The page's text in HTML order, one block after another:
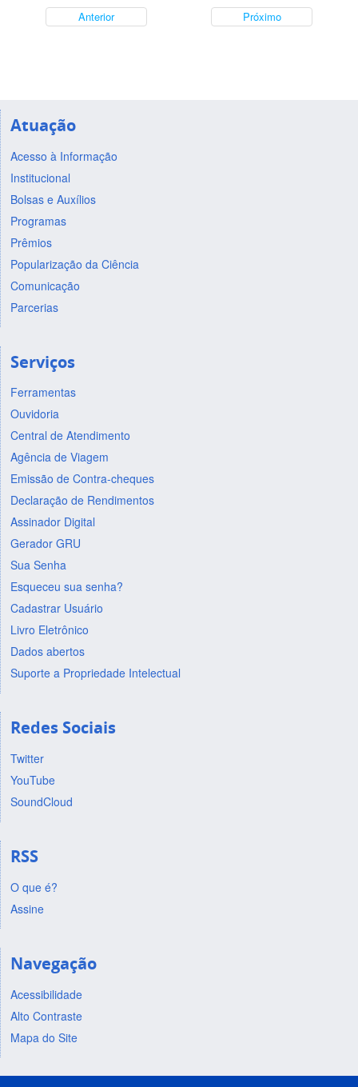
Anterior Próximo
Atuação
Acesso à Informação
Institucional
Bolsas e Auxílios
Programas
Prêmios
Popularização da Ciência
Comunicação
Parcerias
Serviços
Ferramentas
Ouvidoria
Central de Atendimento
Agência de Viagem
Emissão de Contra-cheques
Declaração de Rendimentos
Assinador Digital
Gerador GRU
Sua Senha
Esqueceu sua senha?
Cadastrar Usuário
Livro Eletrônico
Dados abertos
Suporte a Propriedade Intelectual
Redes Sociais
Twitter
YouTube
SoundCloud
RSS
O que é?
Assine
Navegação
Acessibilidade
Alto Contraste
Mapa do Site